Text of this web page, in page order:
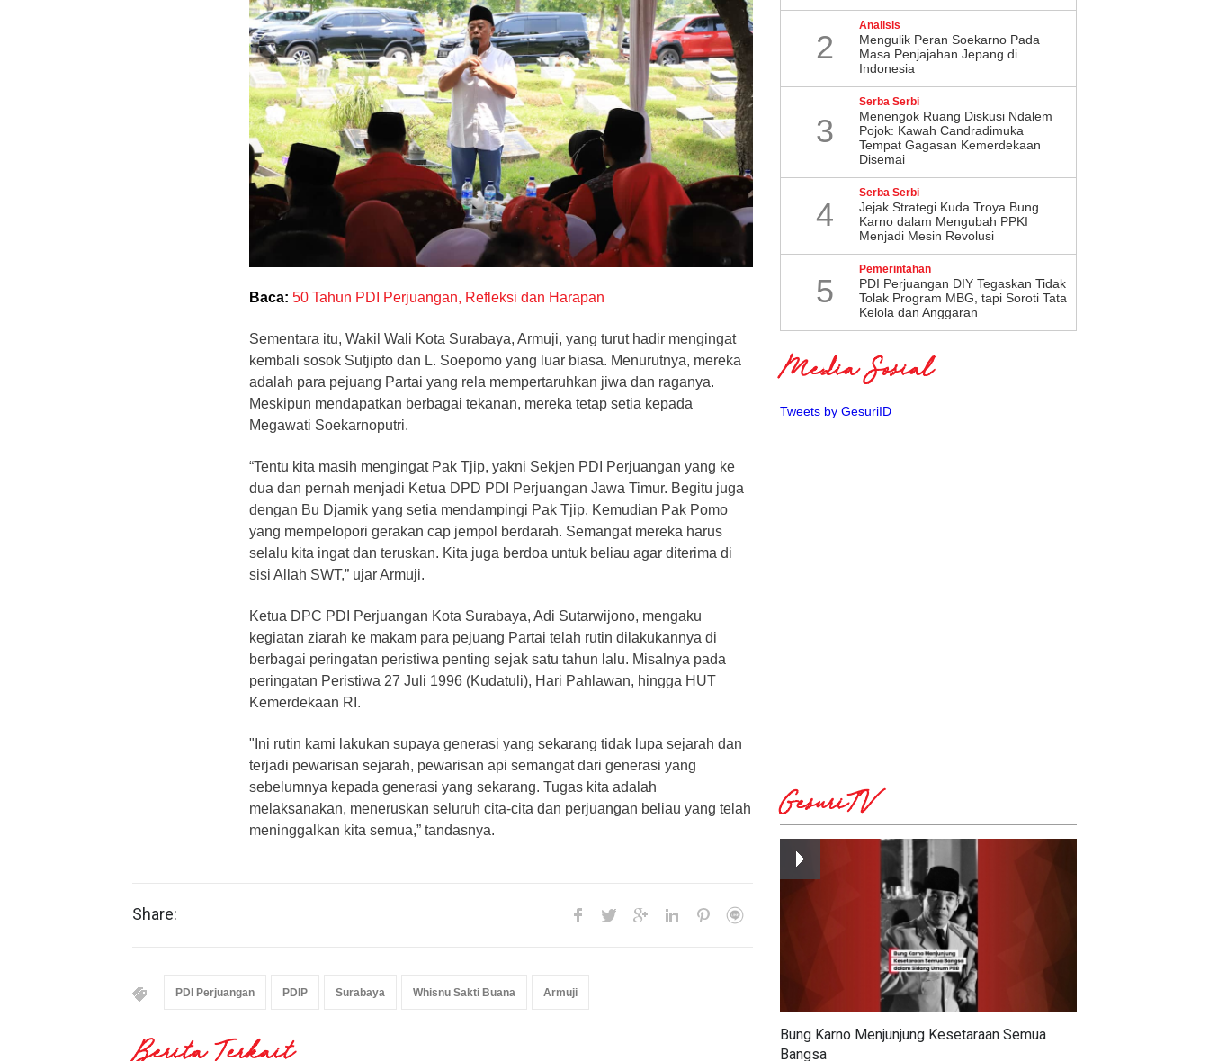
Baca: 50 Tahun PDI Perjuangan, Refleksi dan Harapan
Sementara itu, Wakil Wali Kota Surabaya, Armuji, yang turut hadir mengingat
kembali sosok Sutjipto dan L. Soepomo yang luar biasa. Menurutnya, mereka
adalah para pejuang Partai yang rela mempertaruhkan jiwa dan raganya.
Meskipun mendapatkan berbagai tekanan, mereka tetap setia kepada
Megawati Soekarnoputri.
“Tentu kita masih mengingat Pak Tjip, yakni Sekjen PDI Perjuangan yang ke
dua dan pernah menjadi Ketua DPD PDI Perjuangan Jawa Timur. Begitu juga
dengan Bu Djamik yang setia mendampingi Pak Tjip. Kemudian Pak Pomo
yang mempelopori gerakan cap jempol berdarah. Semangat mereka harus
selalu kita ingat dan teruskan. Kita juga berdoa untuk beliau agar diterima di
sisi Allah SWT,” ujar Armuji.
Ketua DPC PDI Perjuangan Kota Surabaya, Adi Sutarwijono, mengaku
kegiatan ziarah ke makam para pejuang Partai telah rutin dilakukannya di
berbagai peringatan peristiwa penting sejak satu tahun lalu. Misalnya pada
peringatan Peristiwa 27 Juli 1996 (Kudatuli), Hari Pahlawan, hingga HUT
Kemerdekaan RI.
"Ini rutin kami lakukan supaya generasi yang sekarang tidak lupa sejarah dan
terjadi pewarisan sejarah, pewarisan api semangat dari generasi yang
sebelumnya kepada generasi yang sekarang. Tugas kita adalah
melaksanakan, meneruskan seluruh cita-cita dan perjuangan beliau yang telah
meninggalkan kita semua,” tandasnya.
Share:
PDI Perjuangan PDIP Surabaya Whisnu Sakti Buana Armuji
2
Analisis
Mengulik Peran Soekarno Pada
Masa Penjajahan Jepang di
Indonesia
3
Serba Serbi
Menengok Ruang Diskusi Ndalem
Pojok: Kawah Candradimuka
Tempat Gagasan Kemerdekaan
Disemai
4
Serba Serbi
Jejak Strategi Kuda Troya Bung
Karno dalam Mengubah PPKI
Menjadi Mesin Revolusi
5
Pemerintahan
PDI Perjuangan DIY Tegaskan Tidak
Tolak Program MBG, tapi Soroti Tata
Kelola dan Anggaran
Media Sosial
Tweets by GesuriID
GesuriTV
Bung Karno Menjunjung Kesetaraan Semua
Bangsa